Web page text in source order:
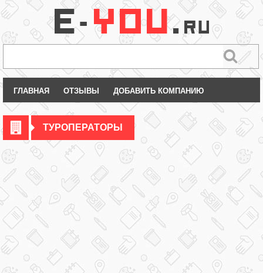
ГЛАВНАЯ ОТЗЫВЫ ДОБАВИТЬ КОМПАНИЮ
ТУРОПЕРАТОРЫ